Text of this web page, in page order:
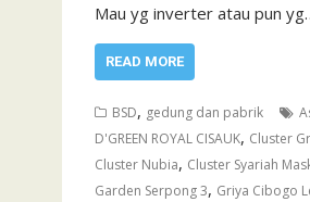
Mau yg inverter atau pun
READ MORE
BSD, gedung dan pabrik
D'GREEN ROYAL CISAUK, Cluster
Cluster Nubia, Cluster Syariah
Garden Serpong 3, Griya Cibogo